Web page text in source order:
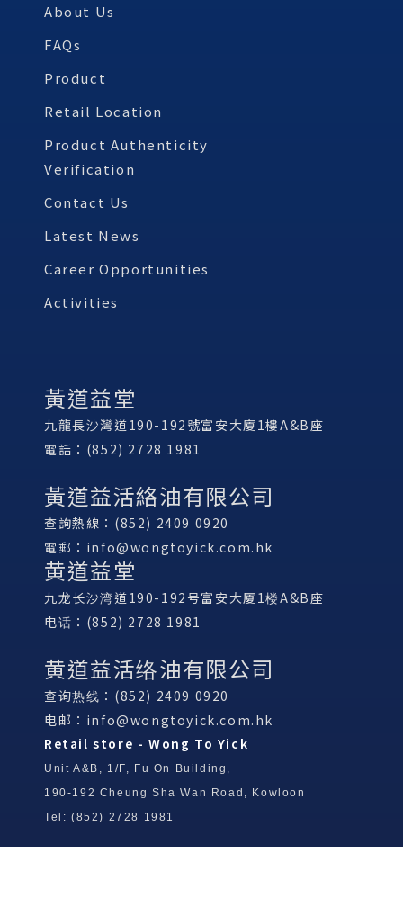
About Us
FAQs
Product
Retail Location
Product Authenticity
Verification
Contact Us
Latest News
Career Opportunities
Activities
黃道益堂
九龍長沙灣道190-192號富安大廈1樓A&B座
電話：(852) 2728 1981
黃道益活絡油有限公司
查詢熱線：(852) 2409 0920
電郵： info@wongtoyick.com.hk
黄道益堂
九龙长沙湾道190-192号富安大厦1楼A&B座
电话：(852) 2728 1981
黄道益活络油有限公司
查询热线：(852) 2409 0920
电邮： info@wongtoyick.com.hk
Retail store - Wong To Yick
Unit A&B, 1/F, Fu On Building,
190-192 Cheung Sha Wan Road, Kowloon
Tel: (852) 2728 1981